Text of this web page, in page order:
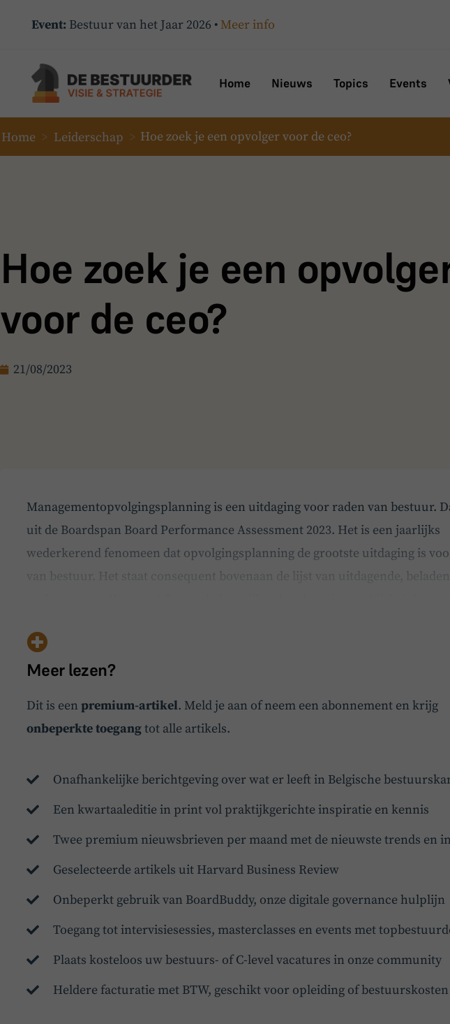
Event: Bestuur van het Jaar 2026 • Meer info
Home Nieuws Topics Events
Home > Leiderschap > Hoe zoek je een opvolger voor de ceo?
Hoe zoek je een
voor de ceo?
21/08/2023
Managementopvolgingsplanning is een uitdaging voor raden van bestuur.
uit de Boardspan Board Performance Assessment 2023. Het is een jaarlijks
wederkerend fenomeen dat opvolgingsplanning de grootste uitdaging is
van bestuur. Het staat consequent bovenaan de lijst van uitdagende, beladen
Meer lezen?
Dit is eenpremium-artikel. Meld je aan of neem een abonnement en krijg
onbeperkte toegangtot alle artikels.
Onafhankelijke berichtgeving over wat er leeft in Belgische
Een kwartaaleditie in print vol praktijkgerichte inspiratie en kennis
Twee premium nieuwsbrieven per maand met de nieuwste trends en
Geselecteerde artikels uit Harvard Business Review
Onbeperkt gebruik van BoardBuddy, onze digitale governance hulplijn
Toegang tot intervisiesessies, masterclasses en events met
Plaats kosteloos uw bestuurs- of C-level vacatures in onze community
Heldere facturatie met BTW, geschikt voor opleiding of bestuurskosten